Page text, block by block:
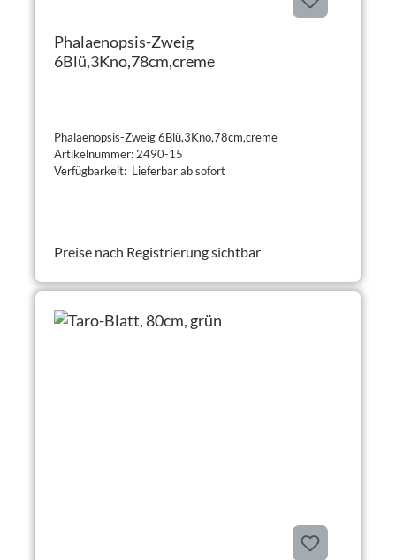
Phalaenopsis-Zweig
6Blü,3Kno,78cm,creme
Phalaenopsis-Zweig 6Blü,3Kno,78cm,creme
Artikelnummer: 2490-15
Verfügbarkeit: Lieferbar ab sofort
Preise nach Registrierung sichtbar